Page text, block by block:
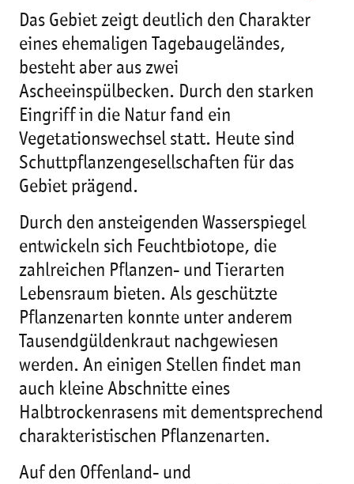
Das Gebiet zeigt deutlich den Charakter
eines ehemaligen Tagebaugeländes,
besteht aber aus zwei
Ascheeinspülbecken. Durch den starken
Eingriff in die Natur fand ein
Vegetationswechsel statt. Heute sind
Schuttpflanzengesellschaften für das
Gebiet prägend.
Durch den ansteigenden Wasserspiegel
entwickeln sich Feuchtbiotope, die
zahlreichen Pflanzen- und Tierarten
Lebensraum bieten. Als geschützte
Pflanzenarten konnte unter anderem
Tausendgüldenkraut nachgewiesen
werden. An einigen Stellen findet man
auch kleine Abschnitte eines
Halbtrockenrasens mit dementsprechend
charakteristischen Pflanzenarten.
Auf den Offenland- und